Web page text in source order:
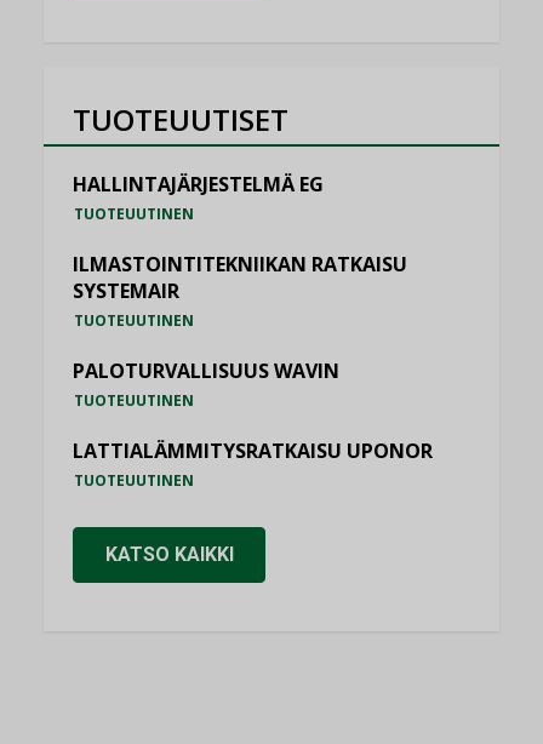
TUOTEUUTISET
HALLINTAJÄRJESTELMÄ EG
TUOTEUUTINEN
ILMASTOINTITEKNIIKAN RATKAISU
SYSTEMAIR
TUOTEUUTINEN
PALOTURVALLISUUS WAVIN
TUOTEUUTINEN
LATTIALÄMMITYSRATKAISU UPONOR
TUOTEUUTINEN
KATSO KAIKKI